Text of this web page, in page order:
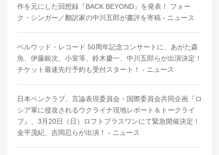
作を元にした回想録『BACK BEYOND』を発表！ フォー
ク・シンガー／翻訳家の中川五郎が書評を寄稿 - ニュース
ベルウッド・レコード 50周年記念コンサートに、あがた森
魚、伊藤銀次、小室等、鈴木慶一、中川五郎らが出演決定！
チケット最速先行予約も受付スタート！ - ニュース
日本ペンクラブ、言論表現委員会・国際委員会共同企画『ロ
シア軍に侵攻されるウクライナ現地レポート＆トークライ
ブ』、3月20日（日）ロフトプラスワンにて緊急開催決定！
金平茂紀、吉岡忍らが出演！ - ニュース